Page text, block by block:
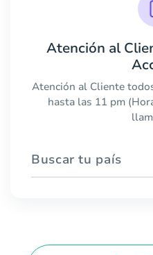
Atención al
Atención al Cliente
hasta las 11 pm
Buscar tu país